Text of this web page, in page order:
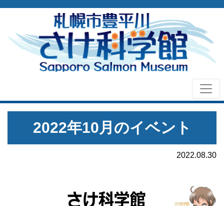
2022年10月のイベント
2022.08.30